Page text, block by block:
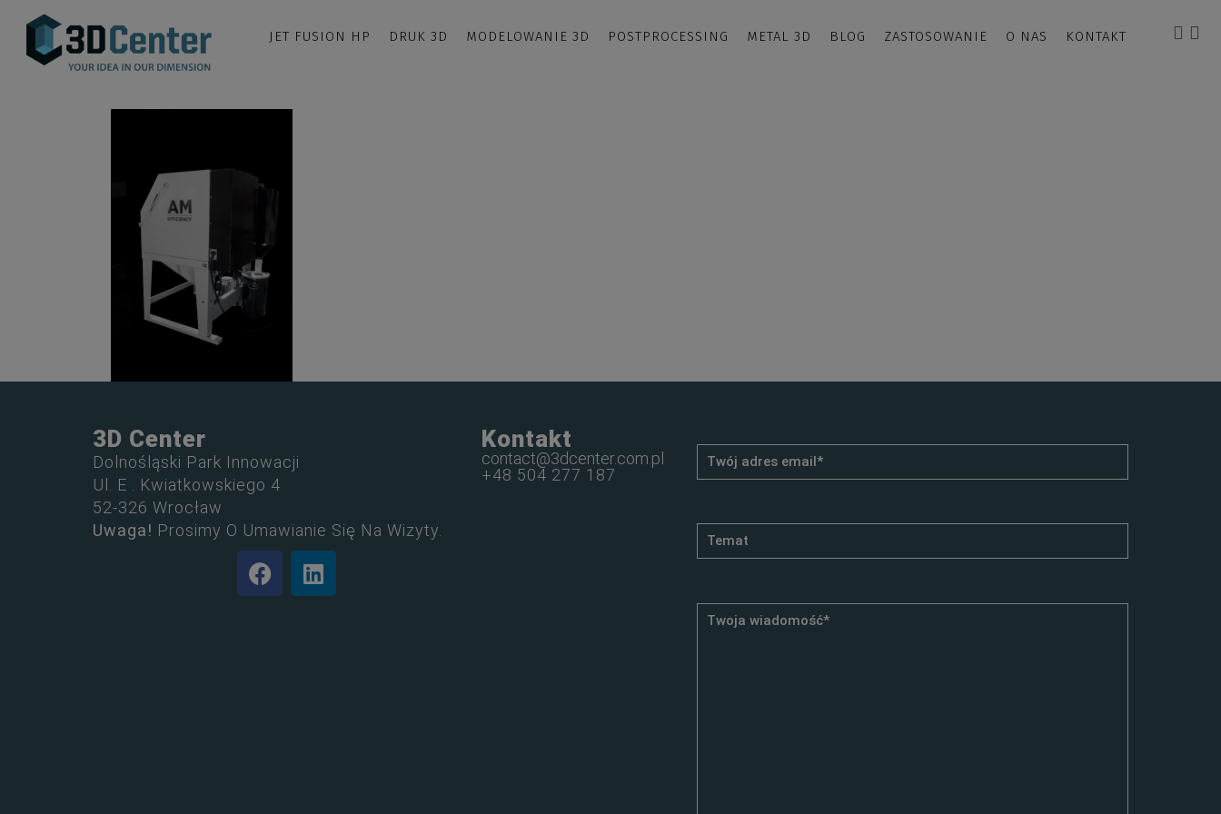
JET FUSION HP DRUK 3D MODELOWANIE 3D POSTPROCESSING METAL 3D BLOG ZASTOSOWANIE O NAS KONTAKT
3D Center
Dolnośląski Park Innowacji
Ul. E . Kwiatkowskiego 4
52-326 Wrocław
Uwaga! Prosimy O Umawianie Się Na Wizyty.
Kontakt
contact@3dcenter.com.pl
+48 504 277 187